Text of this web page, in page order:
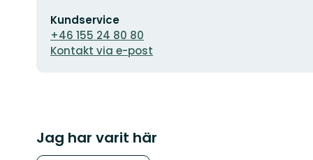
postadress
Kundservice
+46 155 24 80 80
Kontakt via e-post
Jag har varit här